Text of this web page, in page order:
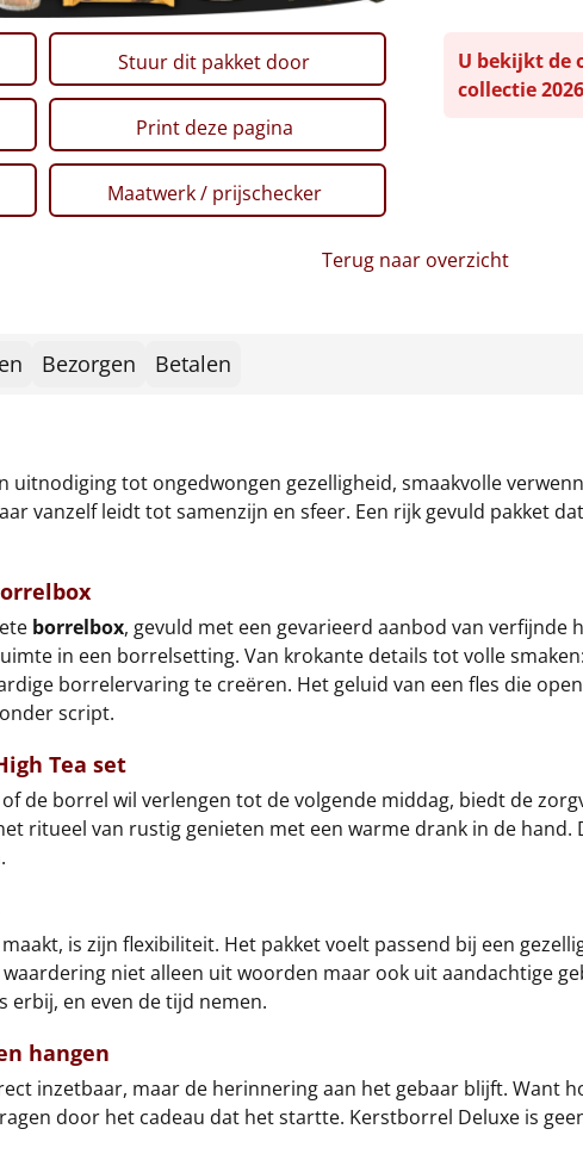
Stuur dit pakket door
Print deze pagina
Maatwerk / prijschecker
U bekijkt de
collectie
Terug naar overzicht
Bezorgen Betalen
uitnodiging tot ongedwongen gezelligheid, smaakvolle
vanzelf leidt tot samenzijn en sfeer. Een rijk gevuld pakket
borrelbox, gevuld met een gevarieerd aanbod van
in een borrelsetting. Van krokante details tot volle
borrelervaring te creëren. Het geluid van een fles die
script.
Tea set
de borrel wil verlengen tot de volgende middag, biedt de
ritueel van rustig genieten met een warme drank in de
is zijn flexibiliteit. Het pakket voelt passend bij een
niet alleen uit woorden maar ook uit aandachtige
erbij, en even de tijd nemen.
hangen
inzetbaar, maar de herinnering aan het gebaar blijft. Want
door het cadeau dat het startte. Kerstborrel Deluxe is